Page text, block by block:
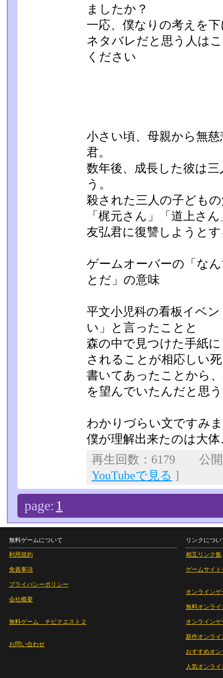
ましたか？
一応、僕なりの考えを
ネタバレだと思う人は
ください
小さい頃、母親から無
君。
数年後、成長した彼は
う。
殺された三人の子ども
「梶元さん」「道上さ
友弘君に復讐しようと
ゲームオーバーの「な
とだ」の意味
平文小児科の看板イベ
い」と言ったことと
森の中で見つけた手紙
されることが相応しい
書いてあったことから
を望んでいたんだと思
わかりづらい文ですみ
僕が理解出来たのは大
再生回数：6179 公
YouTubeで見る ]
page: 1
無料ゲームについて
利用規約
免責事項
プライバシーポリシー
会社概要
無料ゲーム チビクエスト２
お問い合わせ
リンクについ
相互リンク集
ゲームサイト
オンラインゲ
無料オンライ
オンライン
新作オンライ
おすすめオ
人気オンラ